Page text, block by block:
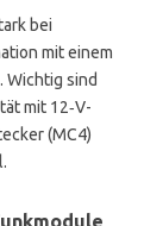
bei
mit einem
Wichtig sind
mit 12‑V-
(MC4)